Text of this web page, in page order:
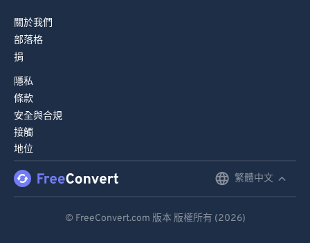
關於我們
部落格
捐
隱私
條款
安全與合規
接觸
地位
繁體中文
© FreeConvert.com 版本 版權所有 (2026)